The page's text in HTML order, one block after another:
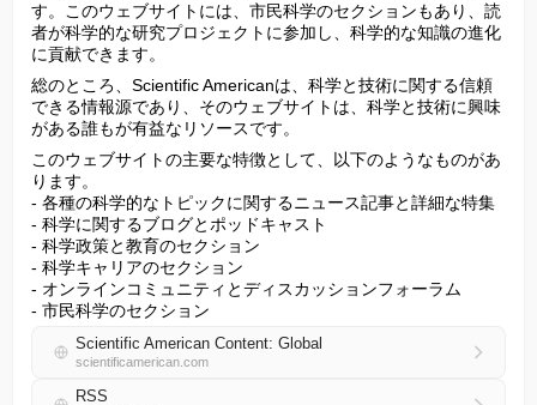
す。このウェブサイトには、市民科学のセクションもあり、読
者が科学的な研究プロジェクトに参加し、科学的な知識の進化
に貢献できます。
総のところ、Scientific Americanは、科学と技術に関する信頼
できる情報源であり、そのウェブサイトは、科学と技術に興味
がある誰もが有益なリソースです。
このウェブサイトの主要な特徴として、以下のようなものがあ
ります。
- 各種の科学的なトピックに関するニュース記事と詳細な特集
- 科学に関するブログとポッドキャスト
- 科学政策と教育のセクション
- 科学キャリアのセクション
- オンラインコミュニティとディスカッションフォーラム
- 市民科学のセクション
Scientific American Content: Global
scientificamerican.com
RSS